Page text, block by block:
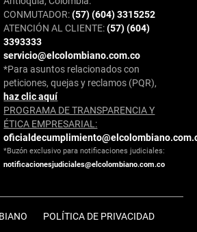
CONMUTADOR:(57) (604) 3315252
ATENCIÓN AL CLIENTE:(57) (604)
3393333
servicio@elcolombiano.com.co
*Para asuntos relacionados con
peticiones, quejas y reclamos (PQR),
haz clic aquí
PROGRAMA DE TRANSPARENCIA Y
ÉTICA EMPRESARIAL:
*Buzón exclusivo para notificaciones judiciales:
notificacionesjudiciales@elcolombiano.com.co
POLÍTICA DE PRIVACIDAD